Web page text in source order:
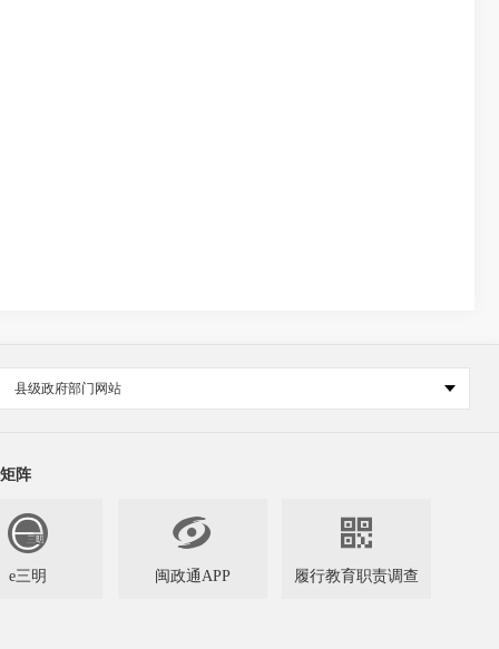
县级政府部门网站
阵
e三明

闽政通APP

履行教育职责调查